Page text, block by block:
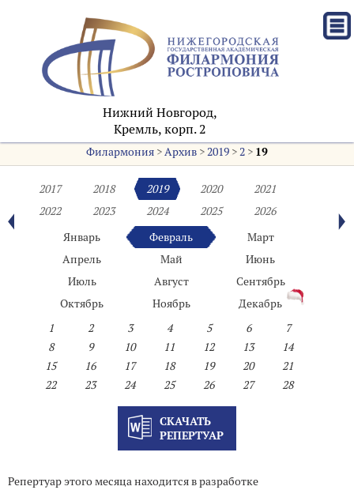
Нижний Новгород,
Кремль, корп. 2
Филармония>Архив>2019>2> 19
2017 2018 2019 2020
2021
2022
2023 2024 2025
2026
Январь
Февраль
Март
Апрель
Май
Июнь
Июль
Август
Сентябрь
Октябрь
Ноябрь
Декабрь
1
2 3 4 5 6
7
8
9 10 11 12 13
14
15
16 17 18 19 20
21
22
23 24 25 26 27 28
СКАЧАТЬ
РЕПЕРТУАР
Репертуар этого месяца находится в разработке